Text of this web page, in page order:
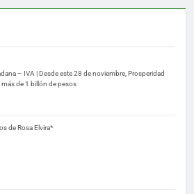
– IVA | Desde este 28 de noviembre, Prosperidad
más de 1 billón de pesos
de Rosa Elvira*